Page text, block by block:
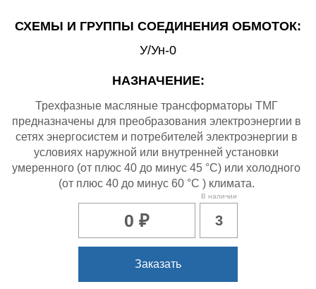
СХЕМЫ И ГРУППЫ СОЕДИНЕНИЯ ОБМОТОК:
У/Ун-0
НАЗНАЧЕНИЕ:
Трехфазные масляные трансформаторы ТМГ
предназначены для преобразования электроэнергии в
сетях энергосистем и потребителей электроэнергии в
условиях наружной или внутренней установки
умеренного (от плюс 40 до минус 45 °C) или холодного
(от плюс 40 до минус 60 °C ) климата.
0 ₽ 3
В наличии
Заказать